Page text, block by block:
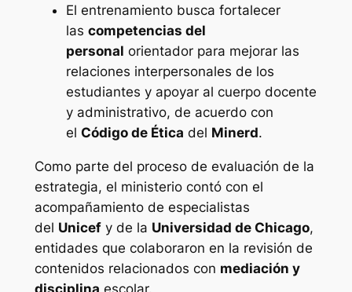
El entrenamiento busca fortalecer
las competencias del
personal orientador para mejorar las
relaciones interpersonales de los
estudiantes y apoyar al cuerpo docente
y administrativo, de acuerdo con
el Código de Ética del Minerd.
Como parte del proceso de evaluación de la
estrategia, el ministerio contó con el
acompañamiento de especialistas
del Unicefy de la Universidad de Chicago,
entidades que colaboraron en la revisión de
contenidos relacionados con mediación y
disciplina escolar.